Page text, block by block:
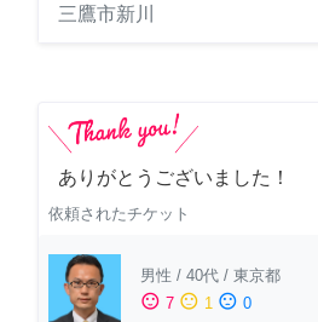
三鷹市新川
ありがとうございました！
依頼されたチケット
男性 / 40代 / 東京都
sentiment_satisfied 7 sentiment_neutral 1 sentiment_dissatisfied 0